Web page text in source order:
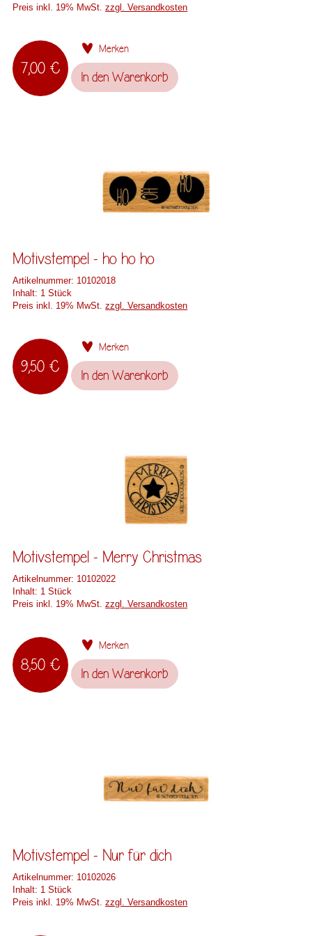
Preis inkl. 19% MwSt.zzgl. Versandkosten
7,00 €
Merken
In den Warenkorb
Motivstempel - ho ho ho
Artikelnummer: 10102018
Inhalt: 1 Stück
Preis inkl. 19% MwSt.zzgl. Versandkosten
9,50 €
Merken
In den Warenkorb
Motivstempel - Merry Christmas
Artikelnummer: 10102022
Inhalt: 1 Stück
Preis inkl. 19% MwSt.zzgl. Versandkosten
8,50 €
Merken
In den Warenkorb
Motivstempel - Nur für dich
Artikelnummer: 10102026
Inhalt: 1 Stück
Preis inkl. 19% MwSt.zzgl. Versandkosten